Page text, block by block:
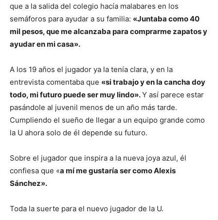
que a la salida del colegio hacía malabares en los
semáforos para ayudar a su familia: «Juntaba como 40
mil pesos, que me alcanzaba para comprarme zapatos y
ayudar en mi casa».
A los 19 años el jugador ya la tenía clara, y en la
entrevista comentaba que «si trabajo y en la cancha doy
todo, mi futuro puede ser muy lindo».Y así parece estar
pasándole al juvenil menos de un año más tarde.
Cumpliendo el sueño de llegar a un equipo grande como
la U ahora solo de él depende su futuro.
Sobre el jugador que inspira a la nueva joya azul, él
confiesa que «a mí me gustaría ser como Alexis
Sánchez».
Toda la suerte para el nuevo jugador de la U.